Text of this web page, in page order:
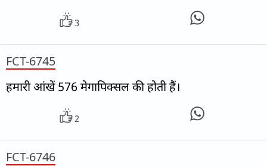
3
FCT-6745
हमारी आंखें 576 मेगापिक्सल की होती हैं।
2
FCT-6746